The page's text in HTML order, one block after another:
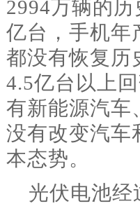
2994万辆的
亿台，手机年
都没有恢复历
4.5亿台以上
有新能源汽车
没有改变汽车
本态势。
光伏电池经